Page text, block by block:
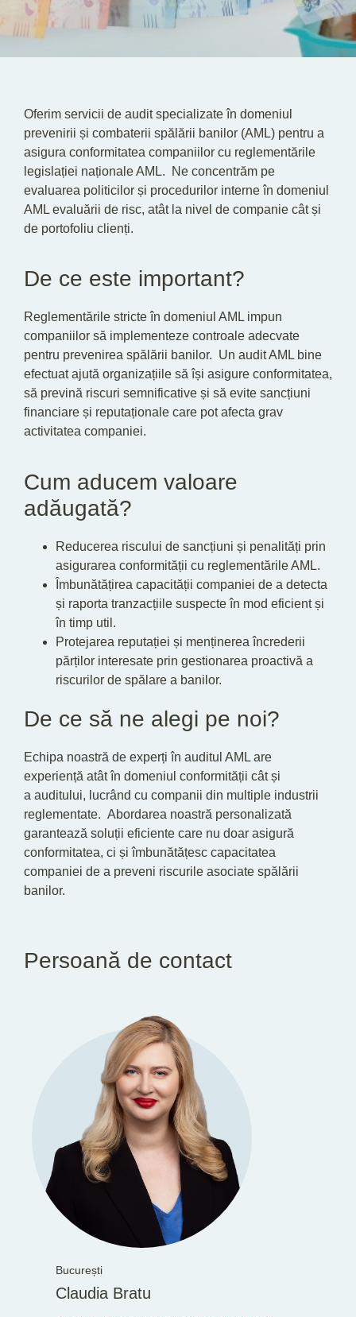
Oferim servicii de audit specializate în domeniul
prevenirii și combaterii spălării banilor (AML) pentru a
asigura conformitatea companiilor cu reglementările
legislației naționale AML. Ne concentrăm pe
evaluarea politicilor și procedurilor interne în domeniul
AML evaluării de risc, atât la nivel de companie cât și
de portofoliu clienți.
De ce este important?
Reglementările stricte în domeniul AML impun
companiilor să implementeze controale adecvate
pentru prevenirea spălării banilor. Un audit AML bine
efectuat ajută organizațiile să își asigure conformitatea,
să prevină riscuri semnificative și să evite sancțiuni
financiare și reputaționale care pot afecta grav
activitatea companiei.
Cum aducem valoare
adăugată?
Reducerea riscului de sancțiuni și penalități prin
asigurarea conformității cu reglementările AML.
Îmbunătățirea capacității companiei de a detecta
și raporta tranzacțiile suspecte în mod eficient și
în timp util.
Protejarea reputației și menținerea încrederii
părților interesate prin gestionarea proactivă a
riscurilor de spălare a banilor.
De ce să ne alegi pe noi?
Echipa noastră de experți în auditul AML are
experiență atât în domeniul conformității cât și
a auditului, lucrând cu companii din multiple industrii
reglementate. Abordarea noastră personalizată
garantează soluții eficiente care nu doar asigură
conformitatea, ci și îmbunătățesc capacitatea
companiei de a preveni riscurile asociate spălării
banilor.
Persoană de contact
București
Claudia Bratu